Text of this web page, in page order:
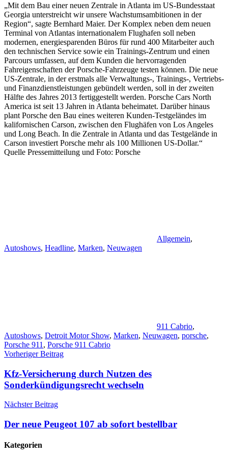
„Mit dem Bau einer neuen Zentrale in Atlanta im US-Bundesstaat
Georgia unterstreicht wir unsere Wachstumsambitionen in der
Region“, sagte Bernhard Maier. Der Komplex neben dem neuen
Terminal von Atlantas internationalem Flughafen soll neben
modernen, energiesparenden Büros für rund 400 Mitarbeiter auch
den technischen Service sowie ein Trainings-Zentrum und einen
Parcours umfassen, auf dem Kunden die hervorragenden
Fahreigenschaften der Porsche-Fahrzeuge testen können. Die neue
US-Zentrale, in der erstmals alle Verwaltungs-, Trainings-, Vertriebs-
und Finanzdienstleistungen gebündelt werden, soll in der zweiten
Hälfte des Jahres 2013 fertiggestellt werden. Porsche Cars North
America ist seit 13 Jahren in Atlanta beheimatet. Darüber hinaus
plant Porsche den Bau eines weiteren Kunden-Testgeländes im
kalifornischen Carson, zwischen den Flughäfen von Los Angeles
und Long Beach. In die Zentrale in Atlanta und das Testgelände in
Carson investiert Porsche mehr als 100 Millionen US-Dollar.“
Quelle Pressemitteilung und Foto: Porsche
Allgemein,
Autoshows, Headline, Marken, Neuwagen
911 Cabrio,
Autoshows, Detroit Motor Show, Marken, Neuwagen, porsche,
Porsche 911 , Porsche 911 Cabrio
Beitragsnavigation
Vorheriger Beitrag
Kfz-Versicherung durch Nutzen des
Sonderkündigungsrecht wechseln
Nächster Beitrag
Der neue Peugeot 107 ab sofort bestellbar
Kategorien